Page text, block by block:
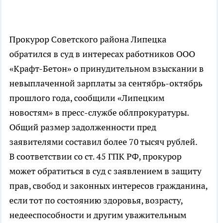
Прокурор Советского района Липецка
обратился в суд в интересах работников ООО
«Крафт-Бетон» о принудительном взыскании в
невыплаченной зарплаты за сентябрь-октябрь
прошлого года, сообщили «Липецким
новостям» в пресс-службе облпрокуратуры.
Общий размер задолженности пред
заявителями составил более 70 тысяч рублей.
В соответствии со ст. 45 ГПК РФ, прокурор
может обратиться в суд с заявлением в защиту
прав, свобод и законных интересов гражданина,
если тот по состоянию здоровья, возрасту,
недееспособности и другим уважительным